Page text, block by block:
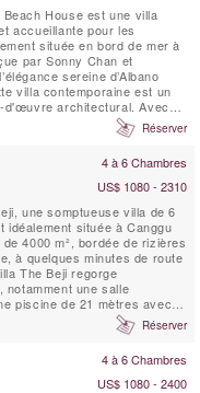
Beach House est une villa
accueillante pour les
située en bord de mer à
par Sonny Chan et
sereine d’Albano
villa contemporaine est un
architectural. Avec
et attentive, chaque
invités est exaucé avec
qu’une salle de sport
Réserver
4 à 6 Chambres
US$ 1080 - 2310
une somptueuse villa de 6
idéalement située à Canggu
4000 m², bordée de rizières
à quelques minutes de route
The Beji regorge
notamment une salle
piscine de 21 mètres avec
pour les jeunes
de massage et spa de
de basketball, un court de
Réserver
4 à 6 Chambres
US$ 1080 - 2400